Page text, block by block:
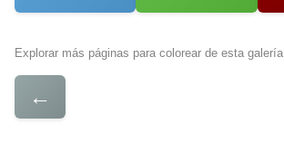
Explorar más páginas para colorear de esta galería
←